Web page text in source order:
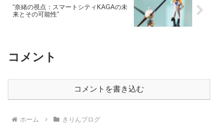
“奈緒の視点：スマートシティKAGAの未
来とその可能性”
コメント
コメントを書き込む
ホーム きりんブログ